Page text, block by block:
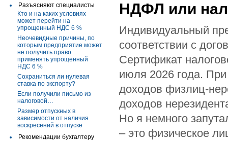
Разъясняют специалисты
Кто и на каких условиях
может перейти на
упрощенный НДС 6 %
Неочевидные причины, по
которым предприятие может
не получить право
применять упрощенный
НДС 6 %
Сохраниться ли нулевая
ставка по экспорту?
Если получили письмо из
налоговой…
Размер отпускных в
зависимости от наличия
воскресений в отпуске
Рекомендации бухгалтеру
НДФЛ или
Индивидуальный
соответствии с
Сертификат
июля 2026 года.
доходов физлиц-
доходов
Но я немного
– это физическое